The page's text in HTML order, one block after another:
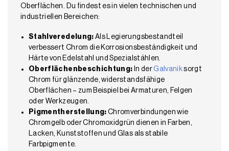
Oberflächen. Du findest es in vielen technischen und
industriellen Bereichen:
Stahlveredelung: Als Legierungsbestandteil
verbessert Chrom die Korrosionsbeständigkeit und
Härte von Edelstahl und Spezialstählen.
Oberflächenbeschichtung: In derGalvaniksorgt
Chrom für glänzende, widerstandsfähige
Oberflächen – zum Beispiel bei Armaturen, Felgen
oder Werkzeugen.
Pigmentherstellung: Chromverbindungen wie
Chromgelb oder Chromoxidgrün dienen in Farben,
Lacken, Kunststoffen und Glas als stabile
Farbpigmente.